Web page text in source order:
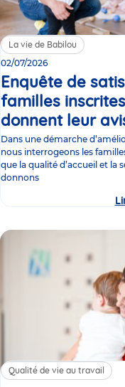
La vie de Babilou
02/07/2026
Enquête de
familles
donnent leur
Dans une démarche
nous interrogeons les
que la qualité d’accueil et la
donnons
Qualité de vie au travail